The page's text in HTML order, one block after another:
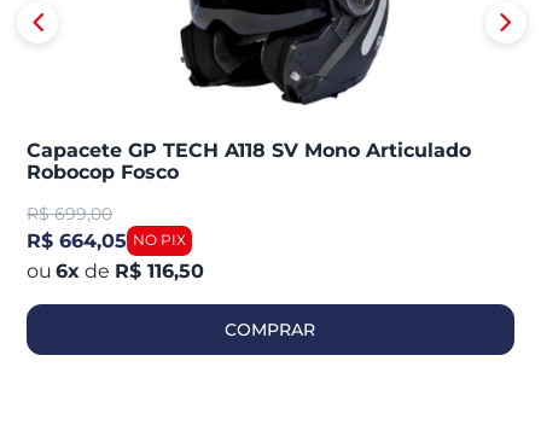
Capacete GP TECH A118 SV Mono Articulado
Robocop Fosco
R$ 699,00
R$ 664,05
6x de R$ 116,50
COMPRAR